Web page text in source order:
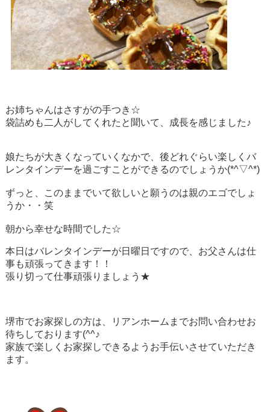
お姉ちゃんはさすがの手つき☆
袋詰めも二人がしてくれたと聞いて、成長を感じました♪
娘たちが大きくなっていくなかで、後どれぐらい楽しくバ
レンタインデーを過ごすことができるのでしょうか(*^▽^*)
ずっと、このままでいて欲しいと願うのは親のエゴでしょ
うか・・笑
朝から幸せな時間でした☆
本日はバレンタインデーが日曜日ですので、お父さんは仕
事も頑張ってきます！！
張り切って仕事頑張りましょう★
堺市でお家探しの方は、リアンホームまでお問い合わせお
待ちしております(^^♪
家族で楽しくお家探しできるようお手伝いさせていただき
ます。